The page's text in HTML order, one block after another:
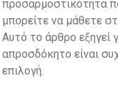
προσαρμοστικότητα
μπορείτε να μάθετε
Αυτό το άρθρο εξηγεί
απροσδόκητο είναι
επιλογή.